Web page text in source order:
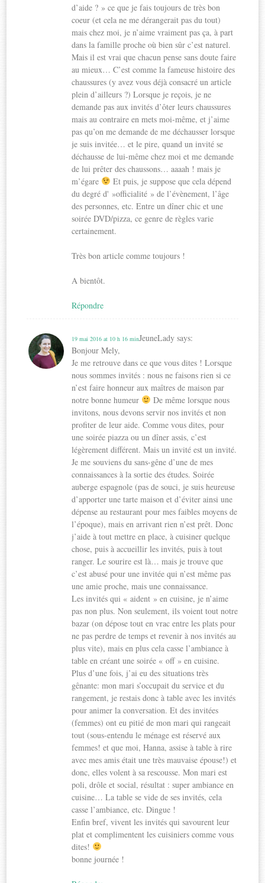
d’aide ? » ce que je fais toujours de très bon
coeur (et cela ne me dérangerait pas du tout)
mais chez moi, je n’aime vraiment pas ça, à part
dans la famille proche où bien sûr c’est naturel.
Mais il est vrai que chacun pense sans doute faire
au mieux… C’est comme la fameuse histoire des
chaussures (y avez vous déjà consacré un article
plein d’ailleurs ?) Lorsque je reçois, je ne
demande pas aux invités d’ôter leurs chaussures
mais au contraire en mets moi-même, et j’aime
pas qu’on me demande de me déchausser lorsque
je suis invitée… et le pire, quand un invité se
déchausse de lui-même chez moi et me demande
de lui prêter des chaussons… aaaah ! mais je
m’égare
Et puis, je suppose que cela dépend
du degré d' »officialité » de l’évènement, l’âge
des personnes, etc. Entre un dîner chic et une
soirée DVD/pizza, ce genre de règles varie
certainement.
Très bon article comme toujours !
A bientôt.
Répondre
JeuneLady says:
19 mai 2016 at 10 h 16 min
Bonjour Mely,
Je me retrouve dans ce que vous dites ! Lorsque
nous sommes invités : nous ne faisons rien si ce
n’est faire honneur aux maîtres de maison par
notre bonne humeur
De même lorsque nous
invitons, nous devons servir nos invités et non
profiter de leur aide. Comme vous dites, pour
une soirée piazza ou un dîner assis, c’est
légèrement différent. Mais un invité est un invité.
Je me souviens du sans-gêne d’une de mes
connaissances à la sortie des études. Soirée
auberge espagnole (pas de souci, je suis heureuse
d’apporter une tarte maison et d’éviter ainsi une
dépense au restaurant pour mes faibles moyens de
l’époque), mais en arrivant rien n’est prêt. Donc
j’aide à tout mettre en place, à cuisiner quelque
chose, puis à accueillir les invités, puis à tout
ranger. Le sourire est là… mais je trouve que
c’est abusé pour une invitée qui n’est même pas
une amie proche, mais une connaissance.
Les invités qui « aident » en cuisine, je n’aime
pas non plus. Non seulement, ils voient tout notre
bazar (on dépose tout en vrac entre les plats pour
ne pas perdre de temps et revenir à nos invités au
plus vite), mais en plus cela casse l’ambiance à
table en créant une soirée « off » en cuisine.
Plus d’une fois, j’ai eu des situations très
gênante: mon mari s’occupait du service et du
rangement, je restais donc à table avec les invités
pour animer la conversation. Et des invitées
(femmes) ont eu pitié de mon mari qui rangeait
tout (sous-entendu le ménage est réservé aux
femmes! et que moi, Hanna, assise à table à rire
avec mes amis était une très mauvaise épouse!) et
donc, elles volent à sa rescousse. Mon mari est
poli, drôle et social, résultat : super ambiance en
cuisine… La table se vide de ses invités, cela
casse l’ambiance, etc. Dingue !
Enfin bref, vivent les invités qui savourent leur
plat et complimentent les cuisiniers comme vous
dites!
bonne journée !